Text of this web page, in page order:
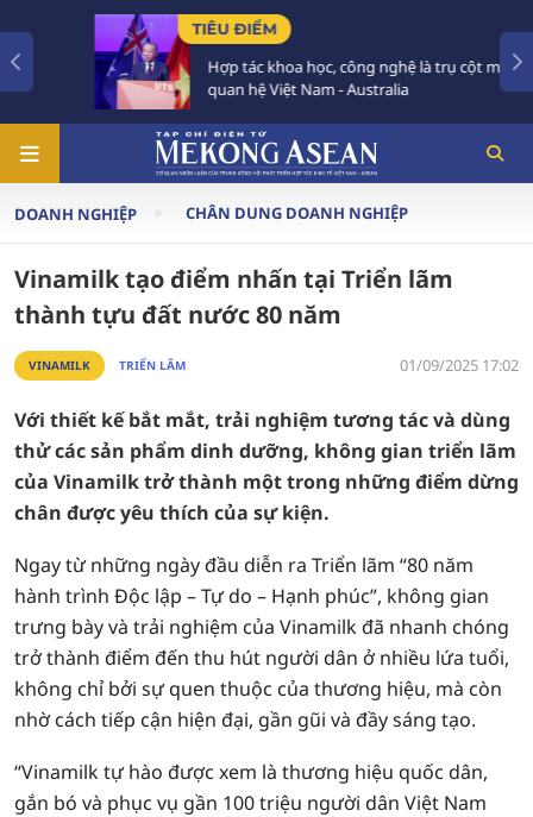
TIÊU ĐIỂM
Hợp tác khoa học, công nghệ là trụ cột mới của
quan hệ Việt Nam - Australia
DOANH NGHIỆP CHÂN DUNG DOANH NGHIỆP
Vinamilk tạo điểm nhấn tại Triển lãm
thành tựu đất nước 80 năm
VINAMILK TRIỂN LÃM 01/09/2025 17:02
Với thiết kế bắt mắt, trải nghiệm tương tác và dùng
thử các sản phẩm dinh dưỡng, không gian triển lãm
của Vinamilk trở thành một trong những điểm dừng
chân được yêu thích của sự kiện.
Ngay từ những ngày đầu diễn ra Triển lãm “80 năm
hành trình Độc lập – Tự do – Hạnh phúc”, không gian
trưng bày và trải nghiệm của Vinamilk đã nhanh chóng
trở thành điểm đến thu hút người dân ở nhiều lứa tuổi,
không chỉ bởi sự quen thuộc của thương hiệu, mà còn
nhờ cách tiếp cận hiện đại, gần gũi và đầy sáng tạo.
“Vinamilk tự hào được xem là thương hiệu quốc dân,
gắn bó và phục vụ gần 100 triệu người dân Việt Nam